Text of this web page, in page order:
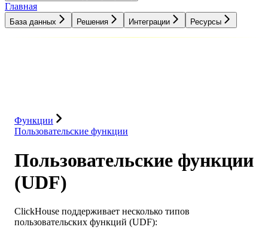
Главная
База данных Решения Интеграции Ресурсы
Функции
Пользовательские функции
Пользовательские функции
(UDF)
ClickHouse поддерживает несколько типов
пользовательских функций (UDF):